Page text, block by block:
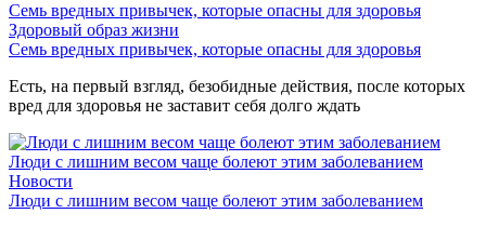
Семь вредных привычек, которые опасны для здоровья
Здоровый образ жизни
Семь вредных привычек, которые опасны для здоровья
Есть, на первый взгляд, безобидные действия, после которых
вред для здоровья не заставит себя долго ждать
Люди с лишним весом чаще болеют этим заболеванием
Новости
Люди с лишним весом чаще болеют этим заболеванием